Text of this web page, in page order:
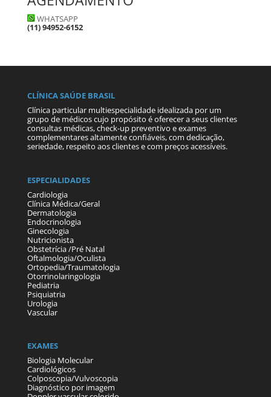
WHATSAPP
(11) 94952-6152
CLÍNICA SAÚDE BRASIL
Clínica particular multiespecialidade idealizada por um
grupo de médicos cujo propósito é oferecer a seus clientes
consultas médicas, check-up preventivo e exames
complementares altamente confiáveis, com dedicação,
seriedade, respeito aos clientes e com preços acessíveis.
ESPECIALIDADES
Cardiologia
Clínica Médica/Geral
Dermatologia
Endocrinologia
Ginecologia
Nutricionista
Obstetrícia /Pré Natal
Oftalmologia/Oculista
Ortopedia/Traumatologia
Otorrinolaringologia
Pediatria
Psiquiatria
Urologia
Vascular
EXAMES
Biologia Molecular
Cardiológicos
Colposcopia/Vulvoscopia
Diagnóstico por imagem